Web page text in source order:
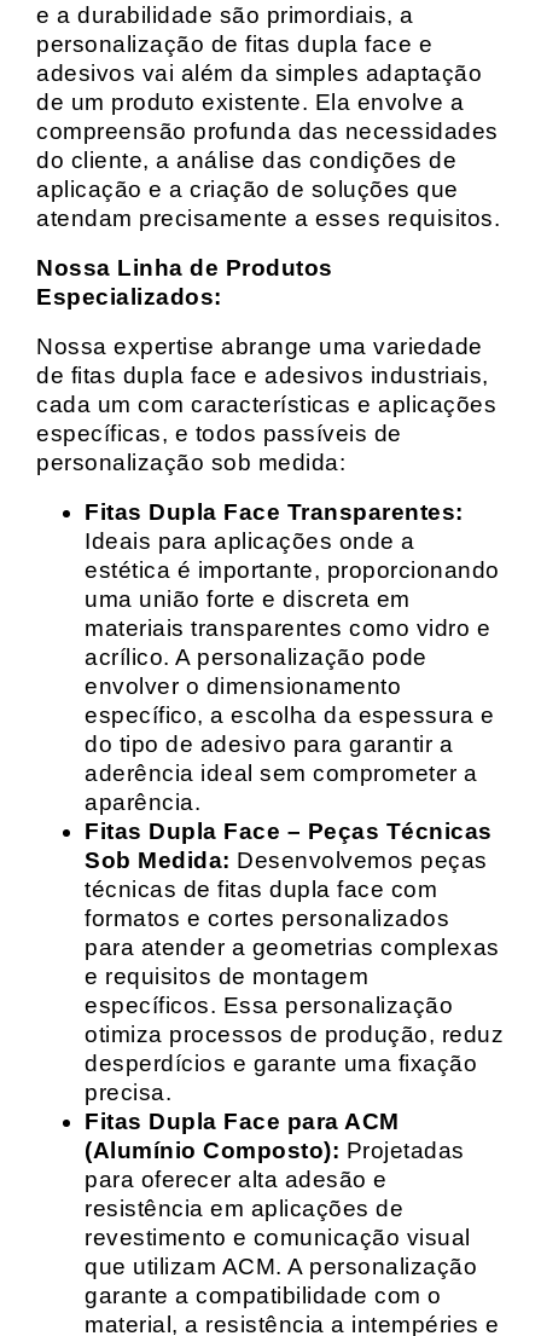
e a durabilidade são primordiais, a
personalização de fitas dupla face e
adesivos vai além da simples adaptação
de um produto existente. Ela envolve a
compreensão profunda das necessidades
do cliente, a análise das condições de
aplicação e a criação de soluções que
atendam precisamente a esses requisitos.
Nossa Linha de Produtos
Especializados:
Nossa expertise abrange uma variedade
de fitas dupla face e adesivos industriais,
cada um com características e aplicações
específicas, e todos passíveis de
personalização sob medida:
Fitas Dupla Face Transparentes:
Ideais para aplicações onde a
estética é importante, proporcionando
uma união forte e discreta em
materiais transparentes como vidro e
acrílico. A personalização pode
envolver o dimensionamento
específico, a escolha da espessura e
do tipo de adesivo para garantir a
aderência ideal sem comprometer a
aparência.
Fitas Dupla Face – Peças Técnicas
Sob Medida: Desenvolvemos peças
técnicas de fitas dupla face com
formatos e cortes personalizados
para atender a geometrias complexas
e requisitos de montagem
específicos. Essa personalização
otimiza processos de produção, reduz
desperdícios e garante uma fixação
precisa.
Fitas Dupla Face para ACM
(Alumínio Composto): Projetadas
para oferecer alta adesão e
resistência em aplicações de
revestimento e comunicação visual
que utilizam ACM. A personalização
garante a compatibilidade com o
material, a resistência a intempéries e